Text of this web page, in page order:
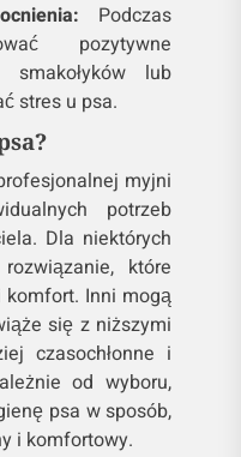
Podczas
pozytywne
lub
stres u psa.
myjni
potrzeb
Dla niektórych
które
komfort. Inni mogą
się z niższymi
czasochłonne i
od wyboru,
psa w sposób,
i komfortowy.